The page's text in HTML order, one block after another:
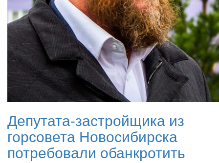
Депутата-застройщика из
горсовета Новосибирска
потребовали обанкротить